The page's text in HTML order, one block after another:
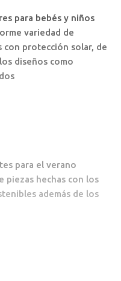
para bebés y niños
variedad de
con protección solar, de
diseños como
para el verano
piezas hechas con los
además de los